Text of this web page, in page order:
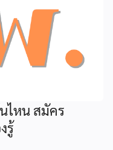
ไหน สมัคร
รู้